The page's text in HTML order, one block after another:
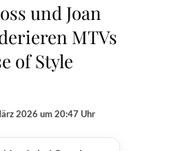
und Joan
MTVs
of Style
2026 um 20:47 Uhr